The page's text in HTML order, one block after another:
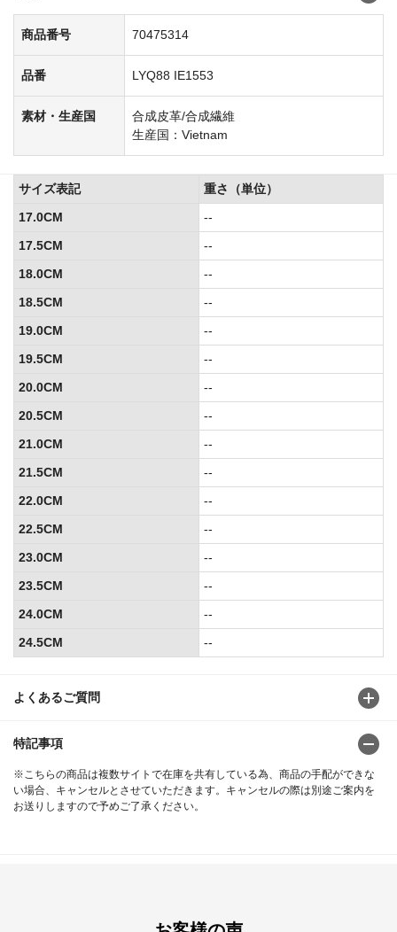
商品番号 70475314
品番 LYQ88 IE1553
素材・生産国
合成皮革/合成繊維
生産国：Vietnam
よくあるご質問
特記事項
※こちらの商品は複数サイトで在庫を共有している為、商品の手配ができな
い場合、キャンセルとさせていただきます。キャンセルの際は別途ご案内を
お送りしますので予めご了承ください。
サイズ表記
重さ（単位）
17.0CM
--
17.5CM
--
18.0CM
--
18.5CM
--
19.0CM
--
19.5CM
--
20.0CM
--
20.5CM
--
21.0CM
--
21.5CM
--
22.0CM
--
22.5CM
--
23.0CM
--
23.5CM
--
24.0CM
--
24.5CM
--